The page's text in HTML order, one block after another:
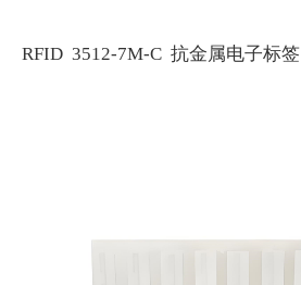
RFID 3512-7M-C 抗金属电子标签